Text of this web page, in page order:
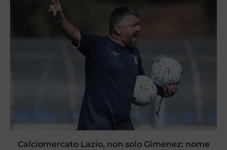
Calciomercato Lazio, non solo Gimenez: nome